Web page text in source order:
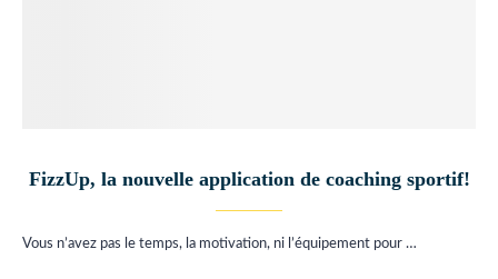
FizzUp, la nouvelle application de coaching sportif!
Vous n’avez pas le temps, la motivation, ni l’équipement pour …